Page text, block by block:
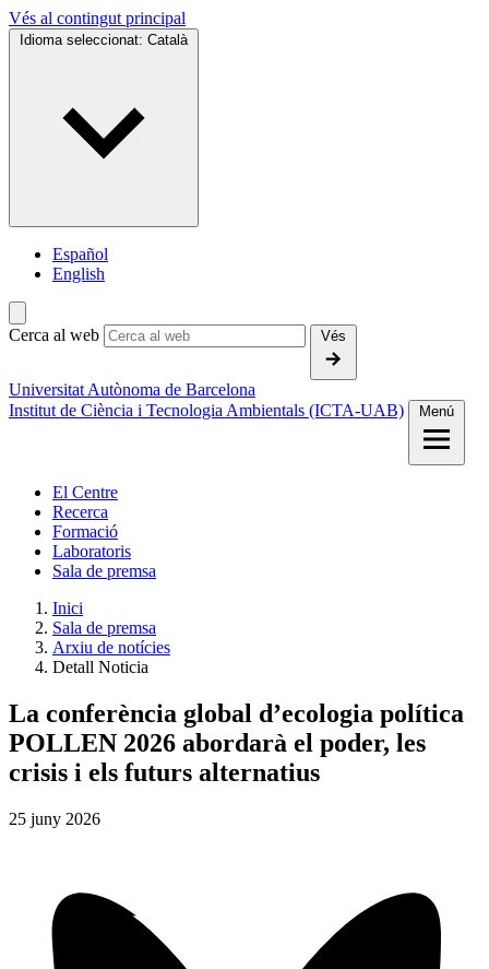
Vés al contingut principal
Idioma seleccionat: Català
Español
English
Cerca al web Vés
Universitat Autònoma de Barcelona
Institut de Ciència i Tecnologia Ambientals (ICTA-UAB)
Menú
El Centre
Recerca
Formació
Laboratoris
Sala de premsa
Inici
Sala de premsa
Arxiu de notícies
Detall Noticia
La conferència global d’ecologia política
POLLEN 2026 abordarà el poder, les
crisis i els futurs alternatius
25 juny 2026